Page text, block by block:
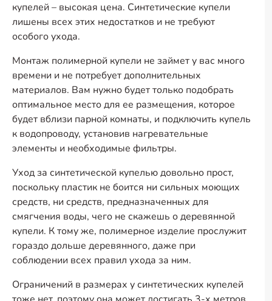
купелей – высокая цена. Синтетические купели
лишены всех этих недостатков и не требуют
особого ухода.
Монтаж полимерной купели не займет у вас много
времени и не потребует дополнительных
материалов. Вам нужно будет только подобрать
оптимальное место для ее размещения, которое
будет вблизи парной комнаты, и подключить купель
к водопроводу, установив нагревательные
элементы и необходимые фильтры.
Уход за синтетической купелью довольно прост,
поскольку пластик не боится ни сильных моющих
средств, ни средств, предназначенных для
смягчения воды, чего не скажешь о деревянной
купели. К тому же, полимерное изделие прослужит
гораздо дольше деревянного, даже при
соблюдении всех правил ухода за ним.
Ограничений в размерах у синтетических купелей